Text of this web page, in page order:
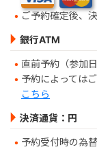
ご予約確定後、
銀行ATM
直前予約（参加
予約によっては
こちら
決済通貨：円
予約受付時の為